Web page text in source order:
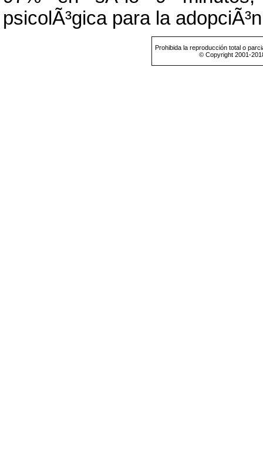
psicolÃ³gica para la
Prohibida la reproducción total o
© Copyright 2001-